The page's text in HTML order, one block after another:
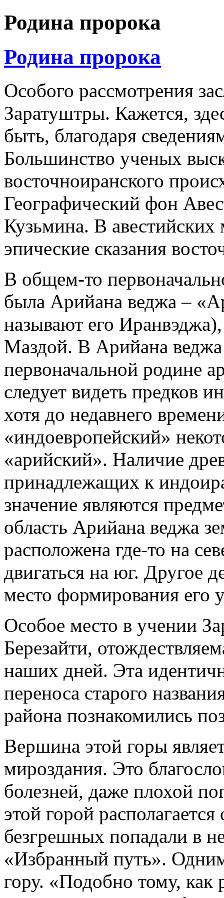
Родина пророка
Родина пророка
Особого рассмотрения
Заратуштры. Кажется,
быть, благодаря
Большинство ученых
восточноиранского
Географический фон
Кузьмина. В
эпические сказания
В общем-то
была Арийана веджа –
называют его
Маздой. В Арийана
первоначальной родине
следует видеть предков
хотя до недавнего
«индоевропейский»
«арийский». Наличие
принадлежащих к
значение являются
область Арийана веджа
расположена где-то на
двигаться на юг. Другое
место формирования его
Особое место в учении
Березайти,
наших дней. Эта
переноса старого
района познакомились
Вершина этой горы
мироздания. Это
болезней, даже плохой
этой горой
безгрешных попадали в
«Избранный путь».
гору. «Подобно тому, как